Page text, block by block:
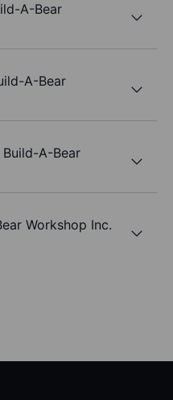
A-Bear
A-Bear
A-Bear
Workshop Inc.